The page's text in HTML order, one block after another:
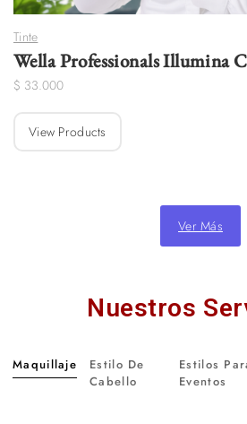
Tinte
Wella Professionals Illumina
$33.000
Cabello
Eventos